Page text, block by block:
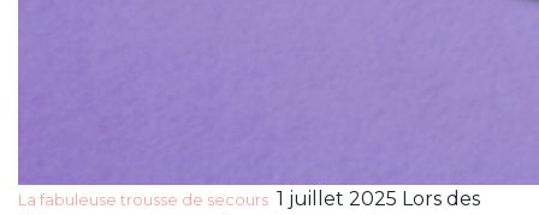
La fabuleuse trousse de secours 1 juillet 2025 Lors des